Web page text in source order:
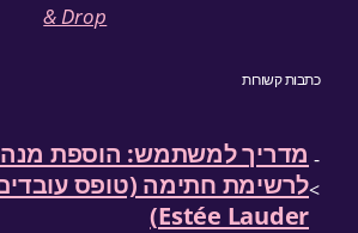
למשתמש: הוספת מנהלים
חתימה (טופס עובדים חדשים
Estée